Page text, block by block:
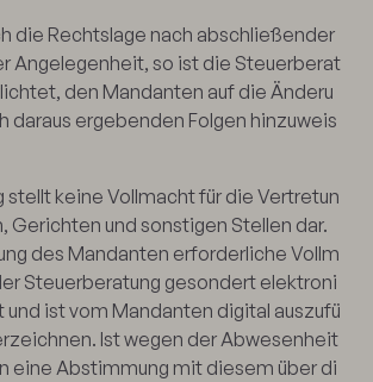
die Rechtslage nach abschließender
Angelegenheit, so ist die Steuerberat
den Mandanten auf die Änderu
daraus ergebenden Folgen hinzuweis
stellt keine Vollmacht für die Vertretun
Gerichten und sonstigen Stellen dar.
des Mandanten erforderliche Vollm
Steuerberatung gesondert elektroni
ist vom Mandanten digital auszufü
Ist wegen der Abwesenheit
eine Abstimmung mit diesem über di